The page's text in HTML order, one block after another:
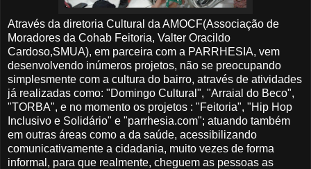
Através da diretoria Cultural da AMOCF(Associação de
Moradores da Cohab Feitoria, Valter Oracildo
Cardoso,SMUA), em parceira com a PARRHESIA, vem
desenvolvendo inúmeros projetos, não se preocupando
simplesmente com a cultura do bairro, através de atividades
já realizadas como: "Domingo Cultural", "Arraial do Beco",
"TORBA", e no momento os projetos : "Feitoria", "Hip Hop
Inclusivo e Solidário" e "parrhesia.com"; atuando também
em outras áreas como a da saúde, acessibilizando
comunicativamente a cidadania, muito vezes de forma
informal, para que realmente, cheguem as pessoas as